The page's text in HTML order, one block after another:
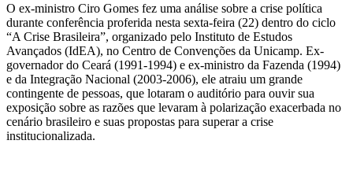
O ex-ministro Ciro Gomes fez uma análise sobre a crise política
durante conferência proferida nesta sexta-feira (22) dentro do ciclo
“A Crise Brasileira”, organizado pelo Instituto de Estudos
Avançados (IdEA), no Centro de Convenções da Unicamp. Ex-
governador do Ceará (1991-1994) e ex-ministro da Fazenda (1994)
e da Integração Nacional (2003-2006), ele atraiu um grande
contingente de pessoas, que lotaram o auditório para ouvir sua
exposição sobre as razões que levaram à polarização exacerbada no
cenário brasileiro e suas propostas para superar a crise
institucionalizada.